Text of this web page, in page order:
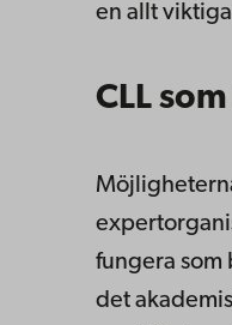
en allt
CLL
fungera som
det